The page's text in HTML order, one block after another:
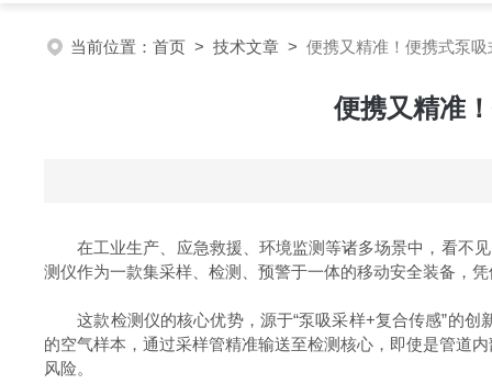
当前位置： 首页 > 技术文章 > 便携又精准！便携式泵
便携又精准
在工业生产、应急救援、环境监测等诸多场景中，看不见
测仪作为一款集采样、检测、预警于一体的移动安全装备，
这款检测仪的核心优势，源于“泵吸采样+复合传感”的创
的空气样本，通过采样管精准输送至检测核心，即使是管道
风险。